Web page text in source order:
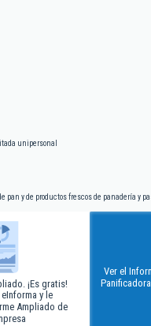
unipersonal
pan y de productos frescos de panadería y
¡Es gratis!
y le
Ampliado de
Ver el